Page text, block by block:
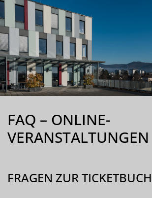
FAQ – ONLINE-
VERANSTALTUNGEN
FRAGEN ZUR